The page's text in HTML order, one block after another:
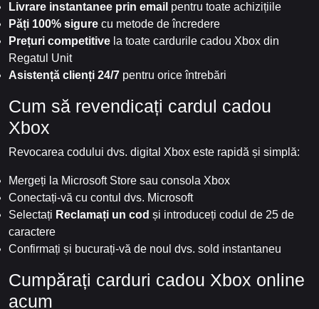
Livrare instantanee prin email pentru toate achizițiile
Păți 100% sigure cu metode de încredere
Prețuri competitive la toate cardurile cadou Xbox din
Regatul Unit
Asistență clienți 24/7 pentru orice întrebări
Cum să revendicați cardul cadou
Xbox
Revocarea codului dvs. digital Xbox este rapidă și simplă:
Mergeți la Microsoft Store sau consola Xbox
Conectați-vă cu contul dvs. Microsoft
Selectați Reclamați un cod și introduceți codul de 25 de
caractere
Confirmați și bucurați-vă de noul dvs. sold instantaneu
Cumpărați carduri cadou Xbox online
acum